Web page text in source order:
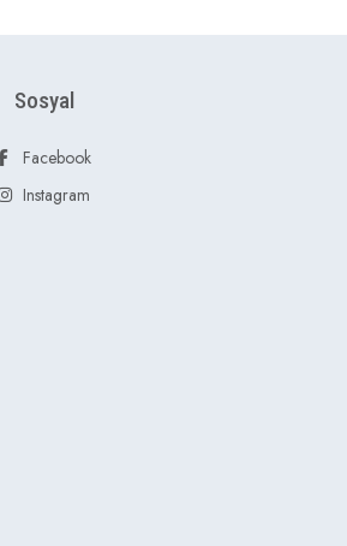
Sosyal
Facebook
Instagram